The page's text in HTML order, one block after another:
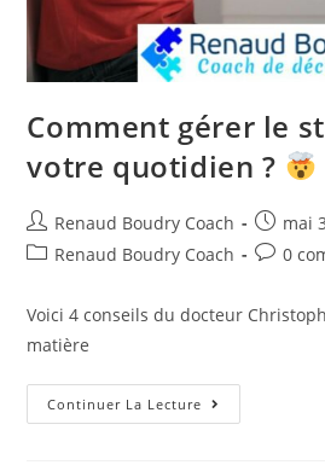
Comment gérer le
votre quotidien ?
Renaud Boudry Coach
mai
Renaud Boudry Coach
0
Voici 4 conseils du docteur
matière
Continuer La Lecture